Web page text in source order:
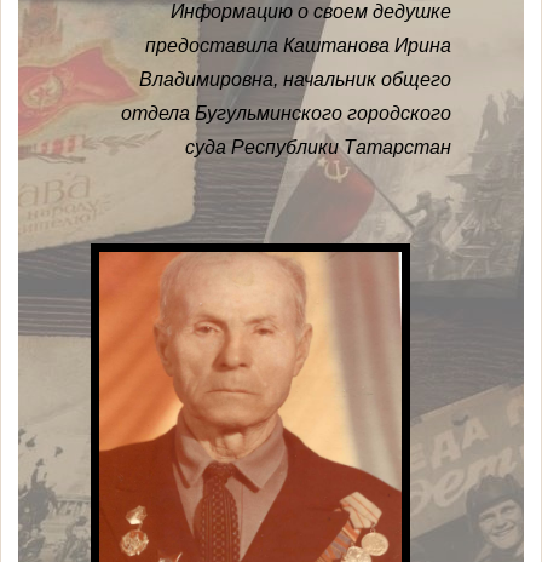
Информацию о своем дедушке
предоставила Каштанова Ирина
Владимировна, начальник общего
отдела Бугульминского городского
суда Республики Татарстан